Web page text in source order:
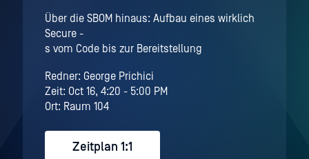
Über die SBOM hinaus: Aufbau eines wirklich
Secure -
s vom Code bis zur Bereitstellung
Redner: George Prichici
Zeit: Oct 16, 4:20 - 5:00 PM
Ort: Raum 104
Zeitplan 1:1